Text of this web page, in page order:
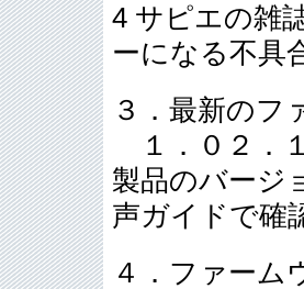
4 サピエの雑
ーになる不具
３．最新のフ
１．０２．
製品のバージ
声ガイドで確
４．ファーム